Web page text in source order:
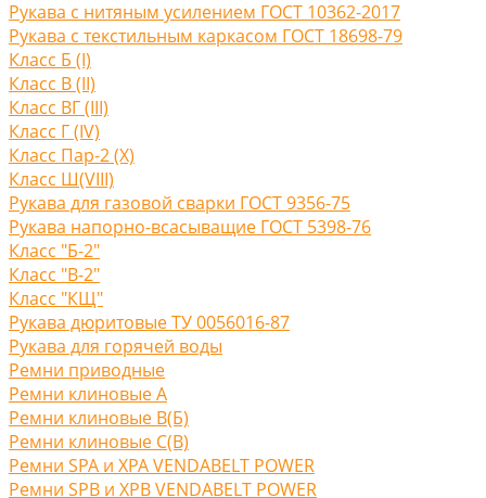
Рукава с нитяным усилением ГОСТ 10362-2017
Рукава с текстильным каркасом ГОСТ 18698-79
Класс Б (I)
Класс В (II)
Класс ВГ (III)
Класс Г (IV)
Класс Пар-2 (X)
Класс Ш(VIII)
Рукава для газовой сварки ГОСТ 9356-75
Рукава напорно-всасыващие ГОСТ 5398-76
Класс "Б-2"
Класс "В-2"
Класс "КЩ"
Рукава дюритовые ТУ 0056016-87
Рукава для горячей воды
Ремни приводные
Ремни клиновые A
Ремни клиновые В(Б)
Ремни клиновые С(B)
Ремни SPA и XPA VENDABELT POWER
Ремни SPB и XPB VENDABELT POWER